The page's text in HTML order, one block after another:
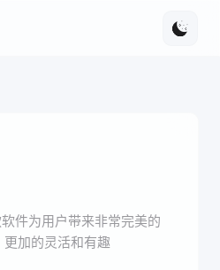
件为用户带来非常完美的
加的灵活和有趣